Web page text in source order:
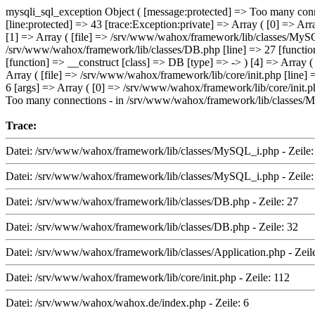
mysqli_sql_exception Object ( [message:protected] => Too many
[line:protected] => 43 [trace:Exception:private] => Array ( [0] =>
[1] => Array ( [file] => /srv/www/wahox/framework/lib/classes/
/srv/www/wahox/framework/lib/classes/DB.php [line] => 27
[function] => __construct [class] => DB [type] => -> ) [4] =>
Array ( [file] => /srv/www/wahox/framework/lib/core/init.php [line]
6 [args] => Array ( [0] => /srv/www/wahox/framework/lib/core/
Too many connections - in /srv/www/wahox/framework/lib/classes/
Trace:
Datei: /srv/www/wahox/framework/lib/classes/MySQL_i.php -
Datei: /srv/www/wahox/framework/lib/classes/MySQL_i.php -
Datei: /srv/www/wahox/framework/lib/classes/DB.php - Zeile: 27
Datei: /srv/www/wahox/framework/lib/classes/DB.php - Zeile: 32
Datei: /srv/www/wahox/framework/lib/classes/Application.php -
Datei: /srv/www/wahox/framework/lib/core/init.php - Zeile: 112
Datei: /srv/www/wahox/wahox.de/index.php - Zeile: 6